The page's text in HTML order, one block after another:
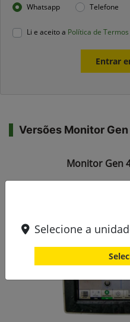
Whatsapp Telefone
Li e aceito a Política de
Entrar
Versões Monitor
Monitor Gen
Selecione a